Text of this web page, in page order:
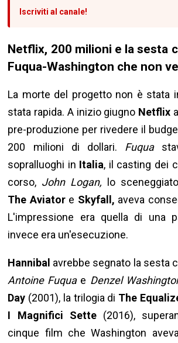
Iscriviti al canale!
Netflix, 200 milioni e la sesta
Fuqua-Washington che non
La morte del progetto non è stata
stata rapida. A inizio giugno Netflix
pre-produzione per rivedere il
200 milioni di dollari. Fuqua
sopralluoghi in Italia, il casting dei
corso, John Logan, lo
The Aviatore Skyfall, aveva
L'impressione era quella di una
invece era un'esecuzione.
Hannibal avrebbe segnato la sesta
Antoine Fuquae Denzel
Day (2001), la trilogia di The
I Magnifici Sette(2016),
cinque film che Washington